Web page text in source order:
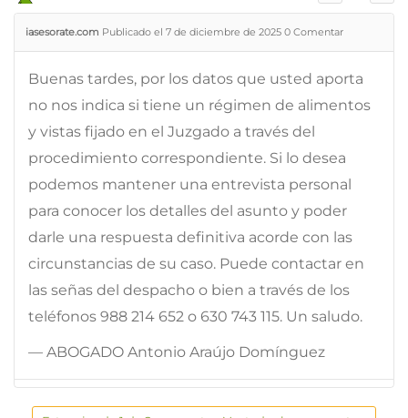
iasesorate.com Publicado el 7 de diciembre de 2025 0 Comentar
Buenas tardes, por los datos que usted aporta
no nos indica si tiene un régimen de alimentos
y vistas fijado en el Juzgado a través del
procedimiento correspondiente. Si lo desea
podemos mantener una entrevista personal
para conocer los detalles del asunto y poder
darle una respuesta definitiva acorde con las
circunstancias de su caso. Puede contactar en
las señas del despacho o bien a través de los
teléfonos 988 214 652 o 630 743 115. Un saludo.
— ABOGADO Antonio Araújo Domínguez